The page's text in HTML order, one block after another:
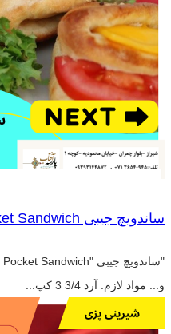
ساندویچ جیبی Pocket Sandwich
و... مواد لازم: آرد 3/4 3 کپ...